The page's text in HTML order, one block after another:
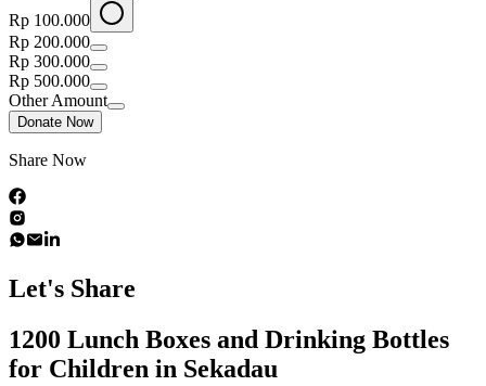
Rp 100.000
Rp 200.000
Rp 300.000
Rp 500.000
Other Amount
Donate Now
Share Now
Let's Share
1200 Lunch Boxes and Drinking Bottles
for Children in Sekadau